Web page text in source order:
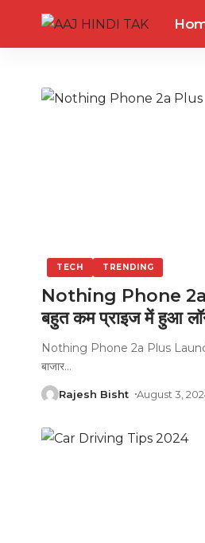
TECH TRENDING
Nothing Phone
बहुत कम प्राइज में हुआ
Nothing Phone 2a Plus Launch
बाजार…
Rajesh Bisht August 3,